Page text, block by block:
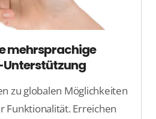
mehrsprachige
zu globalen Möglichkeiten
Funktionalität. Erreichen